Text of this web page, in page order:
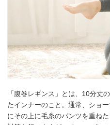
「腹巻レギンス」とは、10分丈
たインナーのこと。通常、ショ
にその上に毛糸のパンツを重ね